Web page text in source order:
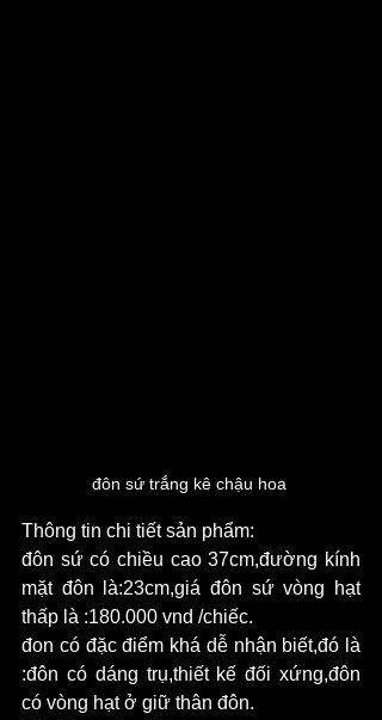
đôn sứ trắng kê chậu hoa
Thông tin chi tiết sản phẩm:
đôn sứ có chiều cao 37cm,đường kính
mặt đôn là:23cm,giá đôn sứ vòng hạt
thấp là :180.000 vnd /chiếc.
đon có đặc điểm khá dễ nhận biết,đó là
:đôn có dáng trụ,thiết kế đối xứng,đôn
có vòng hạt ở giữ thân đôn.